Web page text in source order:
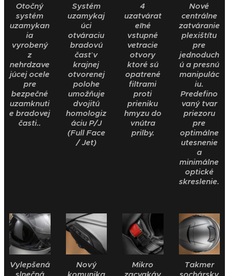
Otočný
systém
uzamykan
ia
vyrobený
z
nehrdzave
júcej ocele
pre
bezpečné
uzamknuti
e bradovej
časti..
Systém
uzamykaj
úci
otváraciu
bradovú
časť v
krajnej
otvorenej
polohe
umožňuje
dvojitú
homologiz
áciu P/J
(Full Face
/ Jet)
4
uzatvárat
eľné
vstupné
vetracie
otvory
ktoré sú
opatrené
filtrami
proti
prieniku
hmyzu do
vnútra
prilby.
Nové
centrálne
zatváranie
plexištítu
pre
jednoduch
ú a presnú
manipulác
iu.
Predefino
vaný tvar
priezoru
pre
optimálne
utesnenie
a
minimálne
optické
skreslenie.
Vylepšená
Nový
Mikro
Takmer